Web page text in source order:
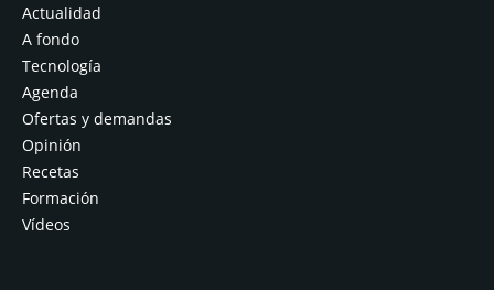
Actualidad
A fondo
Tecnología
Agenda
Ofertas y demandas
Opinión
Recetas
Formación
Vídeos